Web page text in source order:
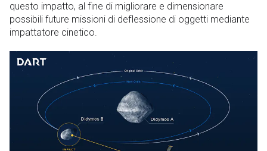
questo impatto, al fine di migliorare e dimensionare
possibili future missioni di deflessione di oggetti mediante
impattatore cinetico.